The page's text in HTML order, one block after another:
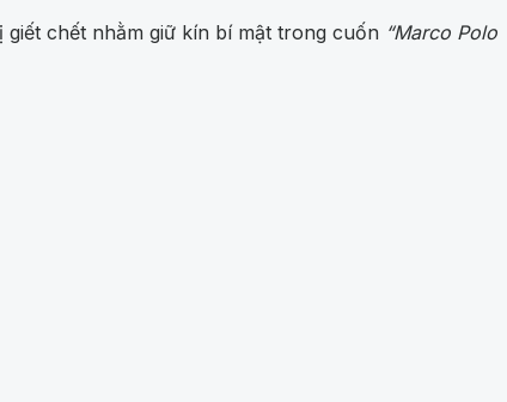
chết nhằm giữ kín bí mật trong cuốn “Marco Polo